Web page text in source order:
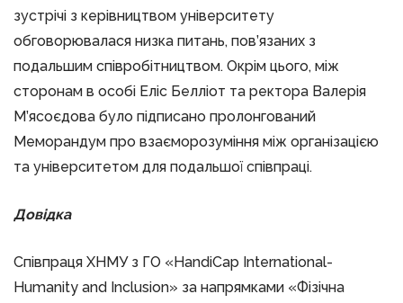
зустрічі з керівництвом університету
обговорювалася низка питань, пов’язаних з
подальшим співробітництвом. Окрім цього, між
сторонам в особі Еліс Белліот та ректора Валерія
М’ясоєдова було підписано пролонгований
Меморандум про взаєморозуміння між організацією
та університетом для подальшої співпраці.
Довідка
Співпраця ХНМУ з ГО «НandiCap Іnternational-
Humanity and Inclusion» за напрямками «Фізічна